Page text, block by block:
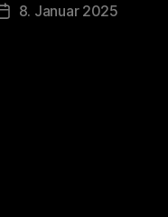
Veröffentlichungsdatum
8. Januar 2025